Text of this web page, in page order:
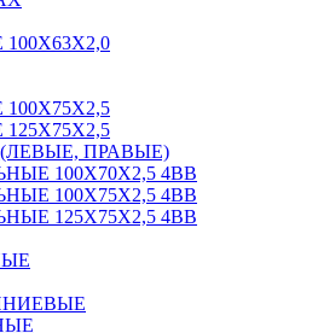
ПРАВЫЕ)
100Х70Х2,5 4BB
100Х75Х2,5 4BB
125Х75Х2,5 4BB